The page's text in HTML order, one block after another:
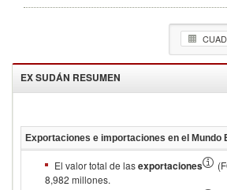
EX SUDÁN RESUMEN
Exportaciones e importaciones en el Mundo
El valor total de lasexportaciones
8,982 millones.